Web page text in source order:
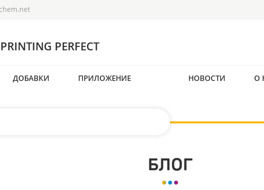
ДОБАВКИ ПРИЛОЖЕНИЕ НОВОСТИ О
БЛОГ